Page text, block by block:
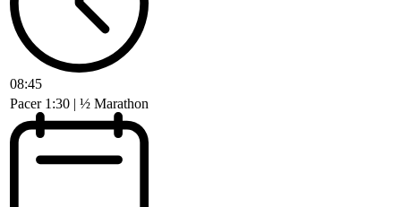
08:45
Pacer 1:30 | ½ Marathon